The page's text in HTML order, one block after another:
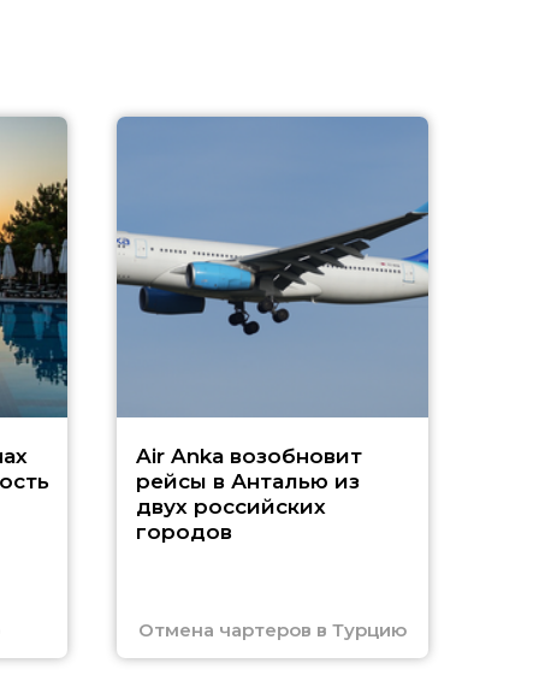
Air Anka возобновит
рейсы в Анталью из
двух российских
городов
Отмена чартеров в Турцию